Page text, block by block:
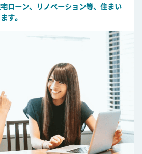
ローン、リノベーション等、住まい
す。